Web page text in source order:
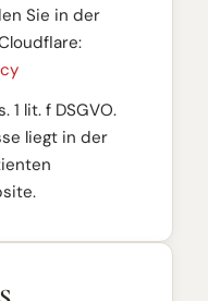
Sie in der
1 lit. f DSGVO.
liegt in der